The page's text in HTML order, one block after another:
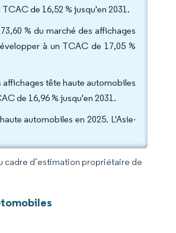
de 16,52 % jusqu'en 2031.
% du marché des affichages
à un TCAC de 17,05 %
affichages tête haute automobiles
de 16,96 % jusqu'en 2031.
automobiles en 2025. L'Asie-
cadre d’estimation propriétaire de